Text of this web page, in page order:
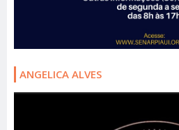
ANGELICA ALVES